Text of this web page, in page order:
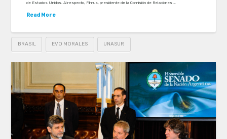
de Estados Unidos. Al respecto, Filmus, presidente de la Comisión de Relaciones …
Read More
BRASIL EVO MORALES UNASUR